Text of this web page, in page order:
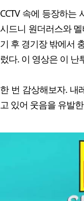
CCTV 속에 등장하는
시드니 원더러스와
기 후 경기장 밖에서
렀다. 이 영상은 이 난
한 번 감상해보자. 내
고 있어 웃음을 유발